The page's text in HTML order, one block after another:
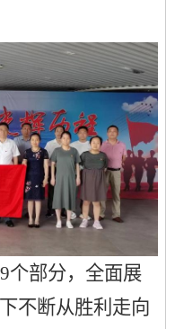
9个部分，全面展
不断从胜利走向